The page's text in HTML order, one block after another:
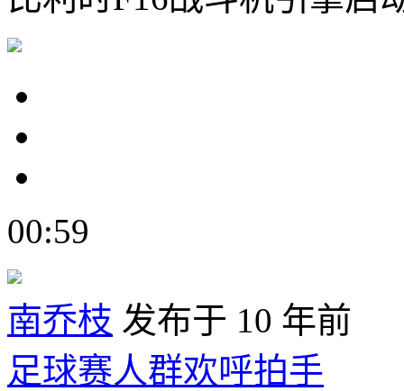
00:59
南乔枝 发布于 10 年前
足球赛人群欢呼拍手